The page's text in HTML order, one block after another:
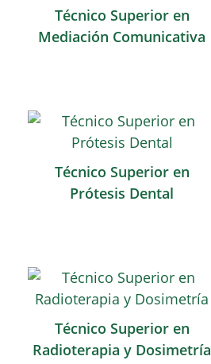
Técnico Superior en
Mediación Comunicativa
Técnico Superior en
Prótesis Dental
Técnico Superior en
Radioterapia y Dosimetría